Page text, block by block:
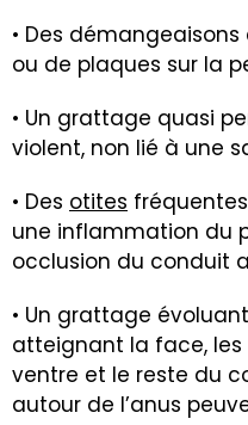
• Des
ou de plaques sur la
• Un grattage quasi
violent, non lié à une
• Des otites
une inflammation du
occlusion du conduit
• Un grattage
atteignant la face, les
ventre et le reste du
autour de l’anus